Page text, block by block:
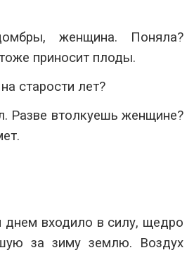
женщина. Поняла?
приносит плоды.
старости лет?
Разве втолкуешь женщине?
входило в силу, щедро
за зиму землю. Воздух